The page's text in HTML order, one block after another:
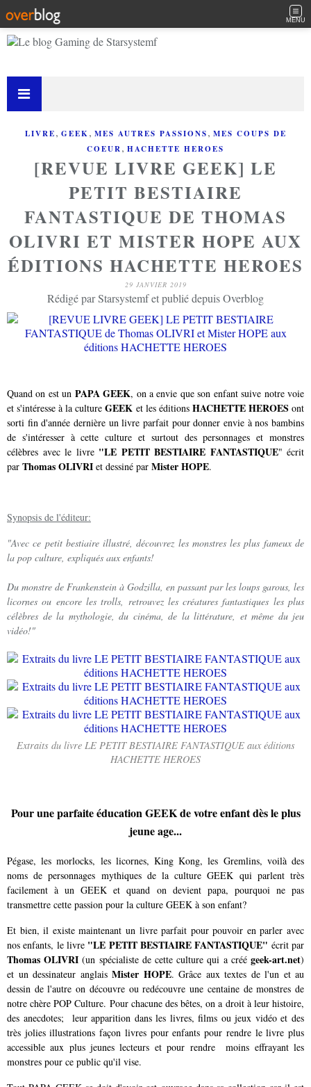
MENU
LIVRE, GEEK, MES AUTRES PASSIONS, MES COUPS DE
COEUR, HACHETTE HEROES
[REVUE LIVRE GEEK] LE
PETIT BESTIAIRE
FANTASTIQUE DE THOMAS
OLIVRI ET MISTER HOPE AUX
ÉDITIONS HACHETTE HEROES
29 JANVIER 2019
Rédigé par Starsystemf et publié depuis Overblog
Quand on est un PAPA GEEK, on a envie que son enfant suive notre voie
et s'intéresse à la culture GEEK et les éditions HACHETTE HEROESont
sorti fin d'année dernière un livre parfait pour donner envie à nos bambins
de s'intéresser à cette culture et surtout des personnages et monstres
célèbres avec le livre "LE PETIT BESTIAIRE FANTASTIQUE" écrit
par Thomas OLIVRI et dessiné par Mister HOPE.
Synopsis de l'éditeur:
"Avec ce petit bestiaire illustré, découvrez les monstres les plus fameux de
la pop culture, expliqués aux enfants!
Du monstre de Frankenstein à Godzilla, en passant par les loups garous, les
licornes ou encore les trolls, retrouvez les créatures fantastiques les plus
célèbres de la mythologie, du cinéma, de la littérature, et même du jeu
vidéo!"
Extraits du livre LE PETIT BESTIAIRE FANTASTIQUE aux éditions
HACHETTE HEROES
Pour une parfaite éducation GEEK de votre enfant dès le plus
jeune age...
Pégase, les morlocks, les licornes, King Kong, les Gremlins, voilà des
noms de personnages mythiques de la culture GEEK qui parlent très
facilement à un GEEK et quand on devient papa, pourquoi ne pas
transmettre cette passion pour la culture GEEK à son enfant?
Et bien, il existe maintenant un livre parfait pour pouvoir en parler avec
nos enfants, le livre "LE PETIT BESTIAIRE FANTASTIQUE" écrit par
Thomas OLIVRI (un spécialiste de cette culture qui a créégeek-art.net)
et un dessinateur anglais Mister HOPE. Grâce aux textes de l'un et au
dessin de l'autre on découvre ou redécouvre une centaine de monstres de
notre chère POP Culture. Pour chacune des bêtes, on a droit à leur histoire,
des anecdotes; leur apparition dans les livres, films ou jeux vidéo et des
très jolies illustrations façon livres pour enfants pour rendre le livre plus
accessible aux plus jeunes lecteurs et pour rendre moins effrayant les
monstres pour ce public qu'il vise.